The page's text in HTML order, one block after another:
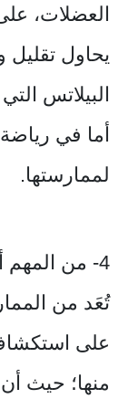
العضلات،
يحاول تقليل
البيلاتس
أما في رياضة
لممارستها.
4- من المهم
تُعَد من
على استكشاف
منها؛ حيث